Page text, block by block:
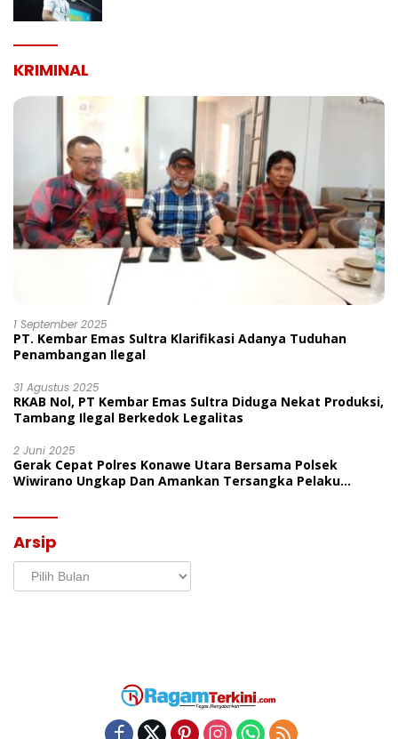
KRIMINAL
1 September 2025
PT. Kembar Emas Sultra Klarifikasi Adanya Tuduhan
Penambangan Ilegal
31 Agustus 2025
RKAB Nol, PT Kembar Emas Sultra Diduga Nekat Produksi,
Tambang Ilegal Berkedok Legalitas
2 Juni 2025
Gerak Cepat Polres Konawe Utara Bersama Polsek
Wiwirano Ungkap Dan Amankan Tersangka Pelaku
Arsip
Arsip